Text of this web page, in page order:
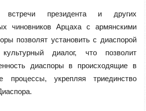
президента и других
чиновников Арцаха с армянскими
позволят установить с диаспорой
диалог, что позволит
диаспоры в происходящие в
процессы, укрепляя триединство